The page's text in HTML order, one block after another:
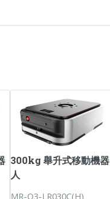
300kg 舉升式移動機器
人
MR-Q3-LR030C(H)